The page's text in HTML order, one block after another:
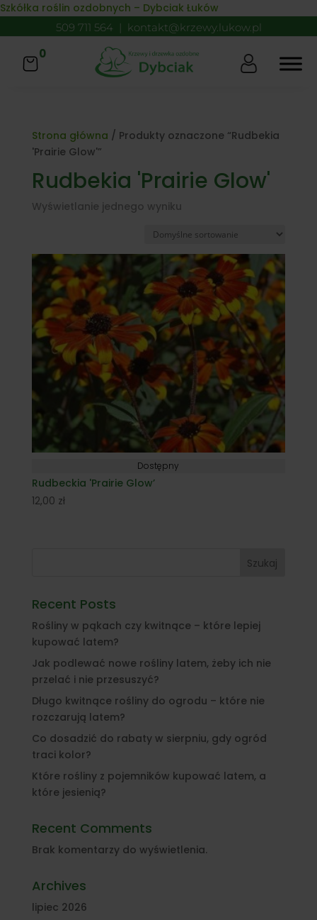
Skip to content
Szkółka roślin ozdobnych – Dybciak Łuków
509 711 564 | kontakt@krzewy.lukow.pl
0
Strona główna / Produkty oznaczone “Rudbekia
'Prairie Glow'”
Rudbekia 'Prairie Glow'
Wyświetlanie jednego wyniku
Dostępny
Rudbeckia 'Prairie Glow’
12,00 zł
Szukaj
Recent Posts
Rośliny w pąkach czy kwitnące – które lepiej
kupować latem?
Jak podlewać nowe rośliny latem, żeby ich nie
przelać i nie przesuszyć?
Długo kwitnące rośliny do ogrodu – które nie
rozczarują latem?
Co dosadzić do rabaty w sierpniu, gdy ogród
traci kolor?
Które rośliny z pojemników kupować latem, a
które jesienią?
Recent Comments
Brak komentarzy do wyświetlenia.
Archives
lipiec 2026